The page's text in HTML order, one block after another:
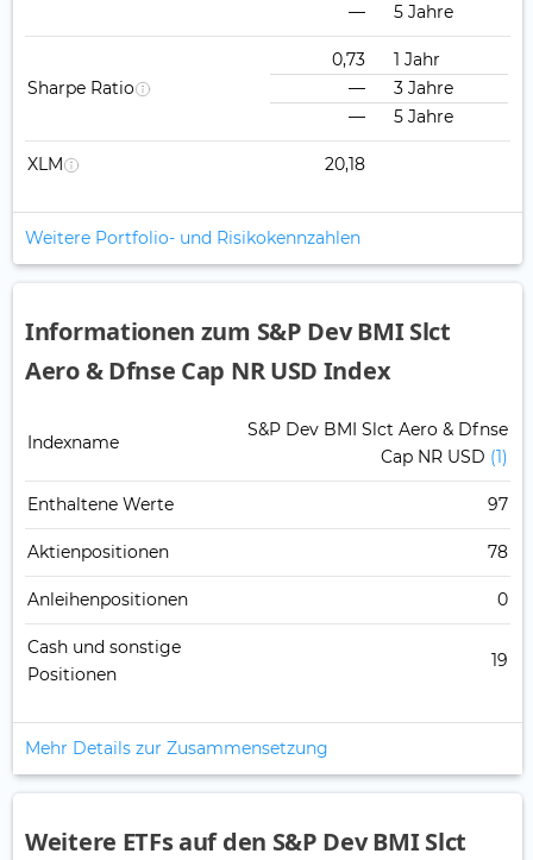
—
5 Jahre
Sharpe Ratio
0,73
1 Jahr
—
3 Jahre
—
5 Jahre
XLM 20,18
Weitere Portfolio- und Risikokennzahlen
Informationen zum S&P Dev BMI Slct
Aero & Dfnse Cap NR USD Index
Indexname
S&P Dev BMI Slct Aero & Dfnse
Cap NR USD (1)
Enthaltene Werte 97
Aktienpositionen 78
Anleihenpositionen 0
Cash und sonstige
Positionen
19
Mehr Details zur Zusammensetzung
Weitere ETFs auf den S&P Dev BMI Slct